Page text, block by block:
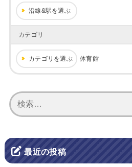
沿線&駅を選ぶ
カテゴリ
カテゴリを選ぶ 体育館
索:
最近の投稿